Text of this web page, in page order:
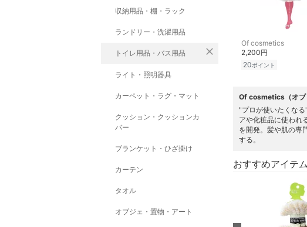
収納用品・棚・ラック
ランドリー・洗濯用品
トイレ用品・バス用品 close
ライト・照明器具
カーペット・ラグ・マット
クッション・クッションカ
バー
ブランケット・ひざ掛け
カーテン
タオル
オブジェ・置物・アート
Of cosmetics
2,200円
20ポイント
Of cosmetics（オブ
"プロが使いたくな
アや化粧品に使われ
を開発。髪や肌の専
する。
おすすめアイテム